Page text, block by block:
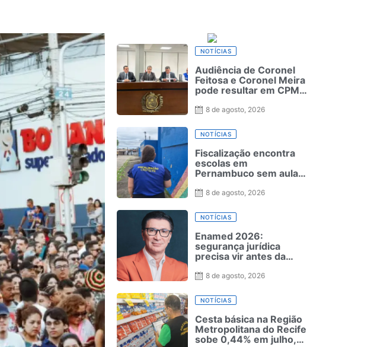
NOTÍCIAS
Audiência de Coronel
Feitosa e Coronel Meira
pode resultar em CPMI
de saúde
8 de agosto, 2026
NOTÍCIAS
Fiscalização encontra
escolas em
Pernambuco sem aulas
sem quadras
8 de agosto, 2026
NOTÍCIAS
Enamed 2026:
segurança jurídica
precisa vir antes da
8 de agosto, 2026
NOTÍCIAS
Cesta básica na Região
Metropolitana do Recife
sobe 0,44% em julho,